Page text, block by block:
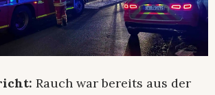
Rauch war bereits aus der